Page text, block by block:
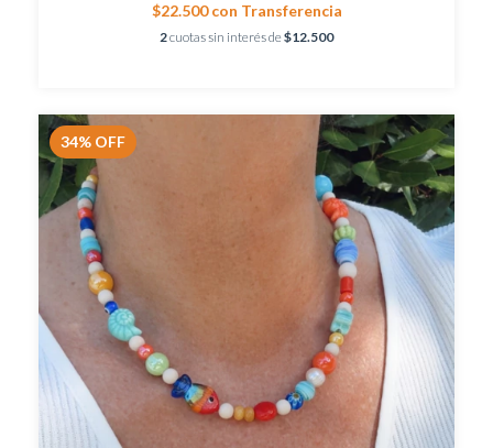
$22.500con Transferencia
2cuotas sin interés de$12.500
34% OFF